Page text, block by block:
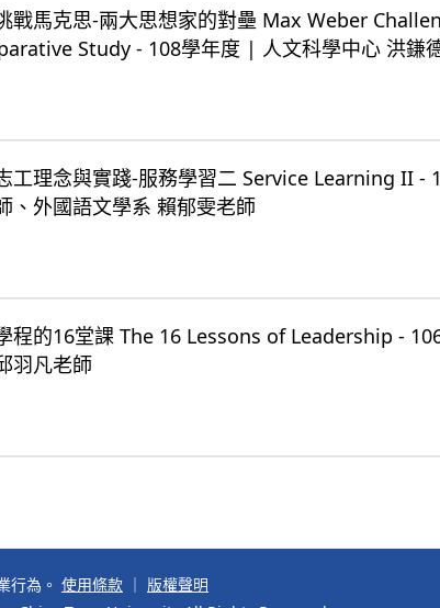
戰馬克思-兩大思想家的對壘 Max Weber
Study - 108學年度 | 人文科學中心 洪鎌
工理念與實踐-服務學習二 Service Learning II -
、外國語文學系 賴郁雯老師
程的16堂課 The 16 Lessons of Leadership -
羽凡老師
行為。 使用條款 ｜ 版權聲明